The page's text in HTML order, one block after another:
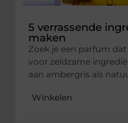
5 verrassende
maken
Zoek je een parfum
voor zeldzame
aan ambergris als
Winkelen